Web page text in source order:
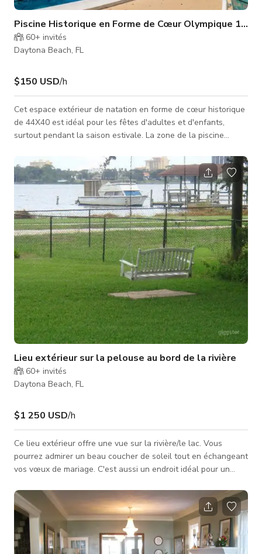
Piscine Historique en Forme de Cœur Olympique 1948
60+ invités
Daytona Beach, FL
$150 USD/h
Cet espace extérieur de natation en forme de cœur historique
de 44X40 est idéal pour les fêtes d'adultes et d'enfants,
surtout pendant la saison estivale. La zone de la piscine
C'est également un excellent lieu pour des séances photo et
des mariages. Vous pouvez ressentir la brise d'été et la
fraîcheur du climat en louant cet espace. Le prix est à l'heure
avec un minimum de quatre heures. Places assises pour
événements.
Lieu extérieur sur la pelouse au bord de la rivière
60+ invités
Daytona Beach, FL
$1 250 USD/h
Ce lieu extérieur offre une vue sur la rivière/le lac. Vous
pourrez admirer un beau coucher de soleil tout en échangeant
vos vœux de mariage. C'est aussi un endroit idéal pour un
un minimum de quatre heures inclut la location de sept suites.
Toute activité dans l'espace doit concerner des invités
séjournant à l'auberge. Nous ne louons/pas d'espaces sauf si
quelqu'un passe la nuit. Pour un tarif personnalisé, veuillez
contac